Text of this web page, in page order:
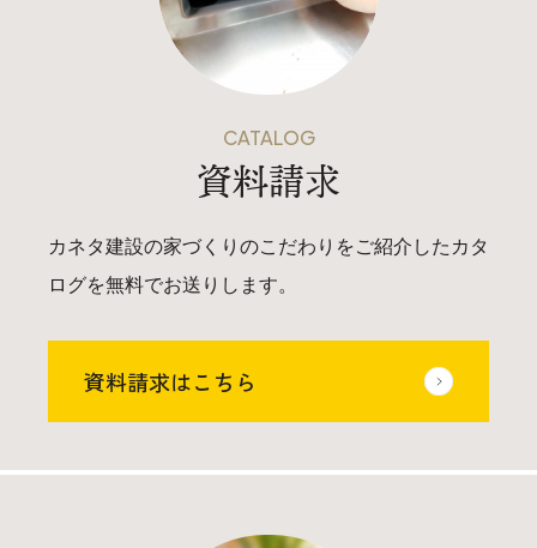
025-530-6711 (上越店)
0120-696-711 (フリーダイヤル)
CATALOG
資料請求
カネタ建設の家づくりのこだわりをご紹介したカタ
ログを無料でお送りします。
資料請求はこちら